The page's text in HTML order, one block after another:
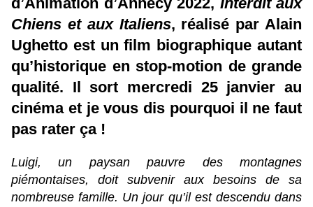
Chiens et aux Italiens, réalisé par Alain
Ughetto est un film biographique autant
qu’historique en stop-motion de grande
qualité. Il sort mercredi 25 janvier au
cinéma et je vous dis pourquoi il ne faut
pas rater ça !
Luigi, un paysan pauvre des montagnes
piémontaises, doit subvenir aux besoins de sa
nombreuse famille. Un jour qu’il est descendu dans